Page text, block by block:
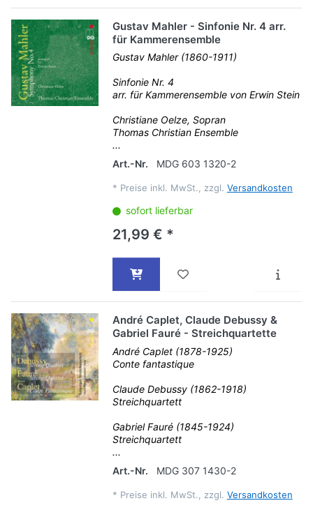
Gustav Mahler - Sinfonie Nr. 4 arr.
für Kammerensemble
Gustav Mahler (1860-1911)
Sinfonie Nr. 4
arr. für Kammerensemble von Erwin Stein
Christiane Oelze, Sopran
Thomas Christian Ensemble
...
Art.-Nr.
MDG 603 1320-2
* Preise inkl. MwSt., zzgl. Versandkosten
sofort lieferbar
21,99 € *
André Caplet, Claude Debussy &
Gabriel Fauré - Streichquartette
André Caplet (1878-1925)
Conte fantastique
Claude Debussy (1862-1918)
Streichquartett
Gabriel Fauré (1845-1924)
Streichquartett
...
Art.-Nr.
MDG 307 1430-2
* Preise inkl. MwSt., zzgl. Versandkosten